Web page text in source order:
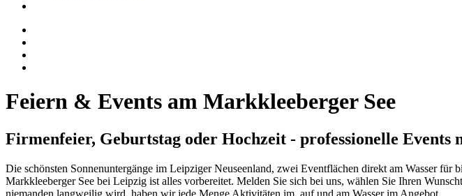
Feiern & Events am Markkleeberger See
Firmenfeier, Geburtstag oder Hochzeit - professionelle Events
Die schönsten Sonnenuntergänge im Leipziger Neuseenland, zwei Eventflächen direkt am Wasser
Markkleeberger See bei Leipzig ist alles vorbereitet. Melden Sie sich bei uns, wählen Sie Ihren
niemanden langweilig wird, haben wir jede Menge Aktivitäten im, auf und am Wasser im Angebot.